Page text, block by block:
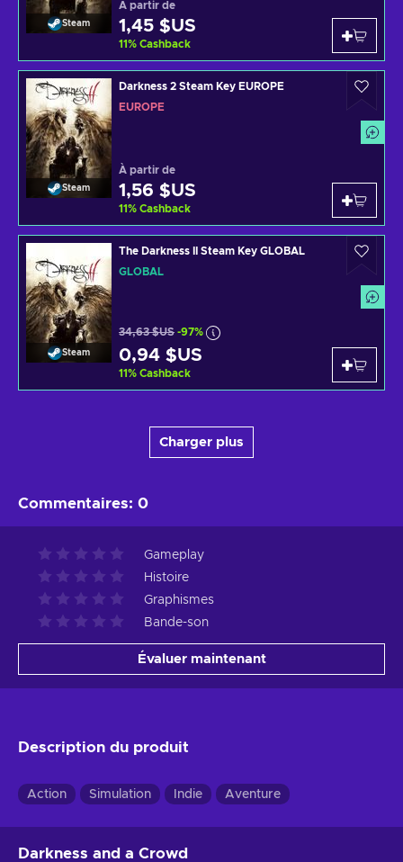
Steam
À partir de
1,45 $US
11% Cashback
Steam
Darkness 2 Steam Key EUROPE
EUROPE
À partir de
1,56 $US
11% Cashback
Steam
The Darkness II Steam Key GLOBAL
GLOBAL
34,63 $US -97%
0,94 $US
11% Cashback
Charger plus
Commentaires: 0
Gameplay
Histoire
Graphismes
Bande-son
Évaluer maintenant
Description du produit
Action Simulation Indie Aventure
Darkness and a Crowd